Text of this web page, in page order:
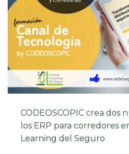
CODEOSCOPIC crea dos
los ERP para corredores
Learning del Seguro